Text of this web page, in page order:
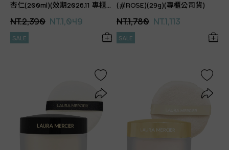
杏仁(200ml)(效期2026.11 專櫃
NT.2,390 NT.1,049
SALE
(#ROSE)(29g)(專櫃公司貨)
NT.1,780 NT.1,113
SALE